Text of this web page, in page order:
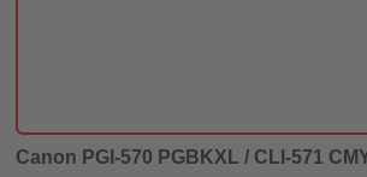
Canon PGI-570 PGBKXL / CLI-571